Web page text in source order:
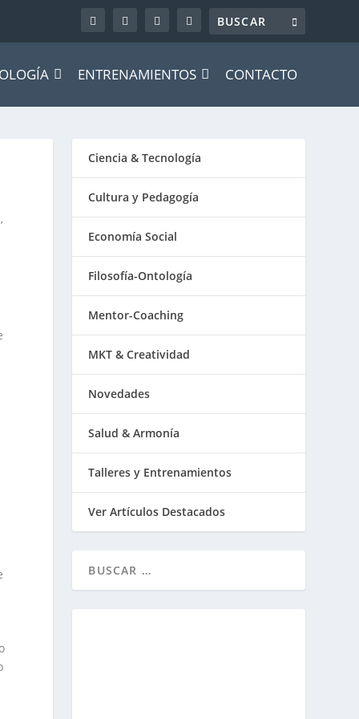
ENTRENAMIENTOS CONTACTO
Ciencia & Tecnología
Cultura y Pedagogía
Economía Social
Filosofía-Ontología
Mentor-Coaching
MKT & Creatividad
Novedades
Salud & Armonía
Talleres y Entrenamientos
Ver Artículos Destacados